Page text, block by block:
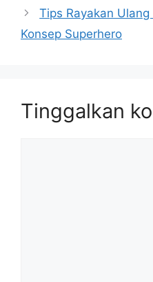
Tips Rayakan
Konsep Superhero
Tinggalkan